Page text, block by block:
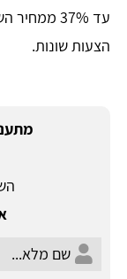
עד 37%
הצעות שונות.